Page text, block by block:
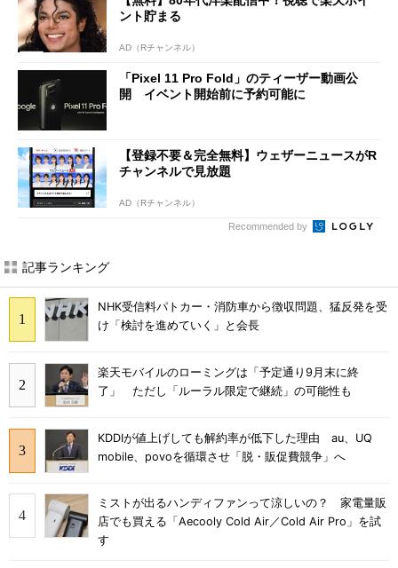
ント貯まる
AD（Rチャンネル）
「Pixel 11 Pro Fold」のティーザー動画公
開 イベント開始前に予約可能に
【登録不要＆完全無料】ウェザーニュースがR
チャンネルで見放題
AD（Rチャンネル）
Recommended by
記事ランキング
NHK受信料パトカー・消防車から徴収問題、猛反発を受
け「検討を進めていく」と会長
楽天モバイルのローミングは「予定通り9月末に終
了」 ただし「ルーラル限定で継続」の可能性も
KDDIが値上げしても解約率が低下した理由 au、UQ
mobile、povoを循環させ「脱・販促費競争」へ
ミストが出るハンディファンって涼しいの？ 家電量販
店でも買える「Aecooly Cold Air／Cold Air Pro」を試
す